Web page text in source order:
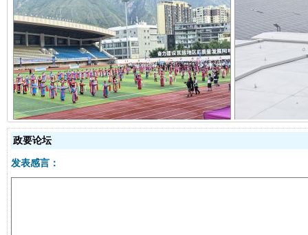
阿坝州三大球赛在茂县开幕 规模
政要论坛
发表感言：